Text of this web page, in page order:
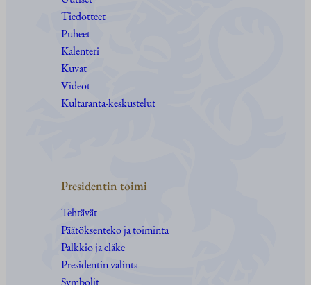
Tiedotteet
Puheet
Kalenteri
Kuvat
Videot
Kultaranta-keskustelut
Presidentin toimi
Tehtävät
Päätöksenteko ja toiminta
Palkkio ja eläke
Presidentin valinta
Symbolit